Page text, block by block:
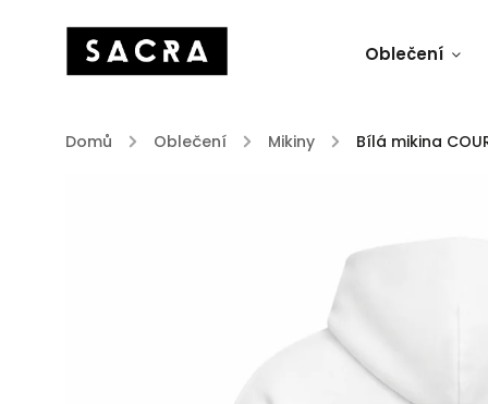
Oblečení
Domů / Oblečení / Mikiny / Bílá mikina